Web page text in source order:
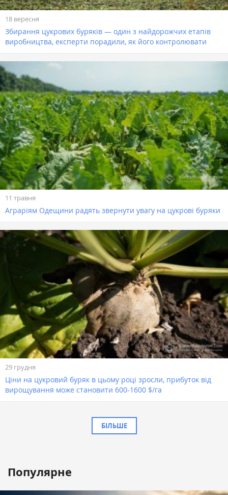
18 вересня
Збирання цукрових буряків — один з найдорожчих етапів
виробництва, експерти порадили, як його контролювати
11 травня
Аграріям Одещини радять звернути увагу на цукрові буряки
29 грудня
Ціни на цукровий буряк в цьому році зросли, прибуток від
вирощування може становити 600-1600 $/га
БІЛЬШЕ
Популярне